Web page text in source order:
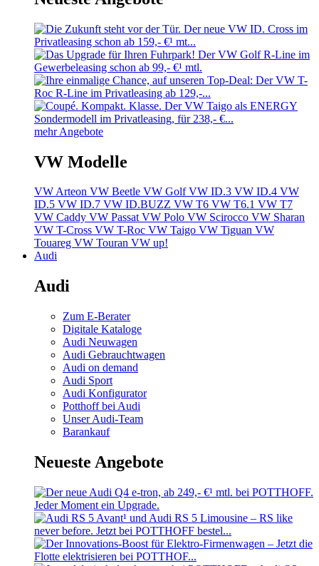
mehr Angebote
VW Modelle
VW Arteon VW Beetle VW GolfVW ID.3 VW ID.4 VW
ID.5 VW ID.7 VW ID.BUZZ VW T6 VW T6.1 VW T7
VW Caddy VW PassatVW Polo VW Scirocco VW Sharan
VW T-Cross VW T-Roc VW Taigo VW Tiguan VW
Touareg VW Touran VW up!
Audi
Audi
Zum E-Berater
Digitale Kataloge
Audi Neuwagen
Audi Gebrauchtwagen
Audi on demand
Audi Sport
Audi Konfigurator
Potthoff bei Audi
Unser Audi-Team
Barankauf
Neueste Angebote